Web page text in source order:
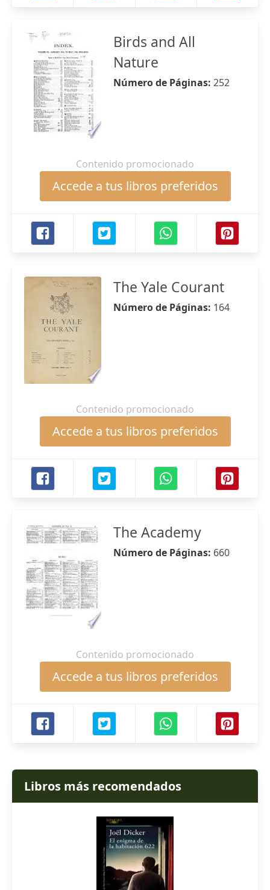
Birds and All
Nature
Número de Páginas: 252
Contenido promocionado
Accede a tus libros preferidos
The Yale Courant
Número de Páginas: 164
Contenido promocionado
Accede a tus libros preferidos
The Academy
Número de Páginas: 660
Contenido promocionado
Accede a tus libros preferidos
Libros más recomendados